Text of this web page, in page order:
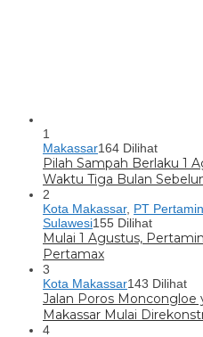
1
Makassar164 Dilihat
Pilah Sampah Berlaku 1
Waktu Tiga Bulan
2
Kota Makassar, PT
Sulawesi155 Dilihat
Mulai 1 Agustus,
Pertamax
3
Kota Makassar143 Dilihat
Jalan Poros
Makassar Mulai
4